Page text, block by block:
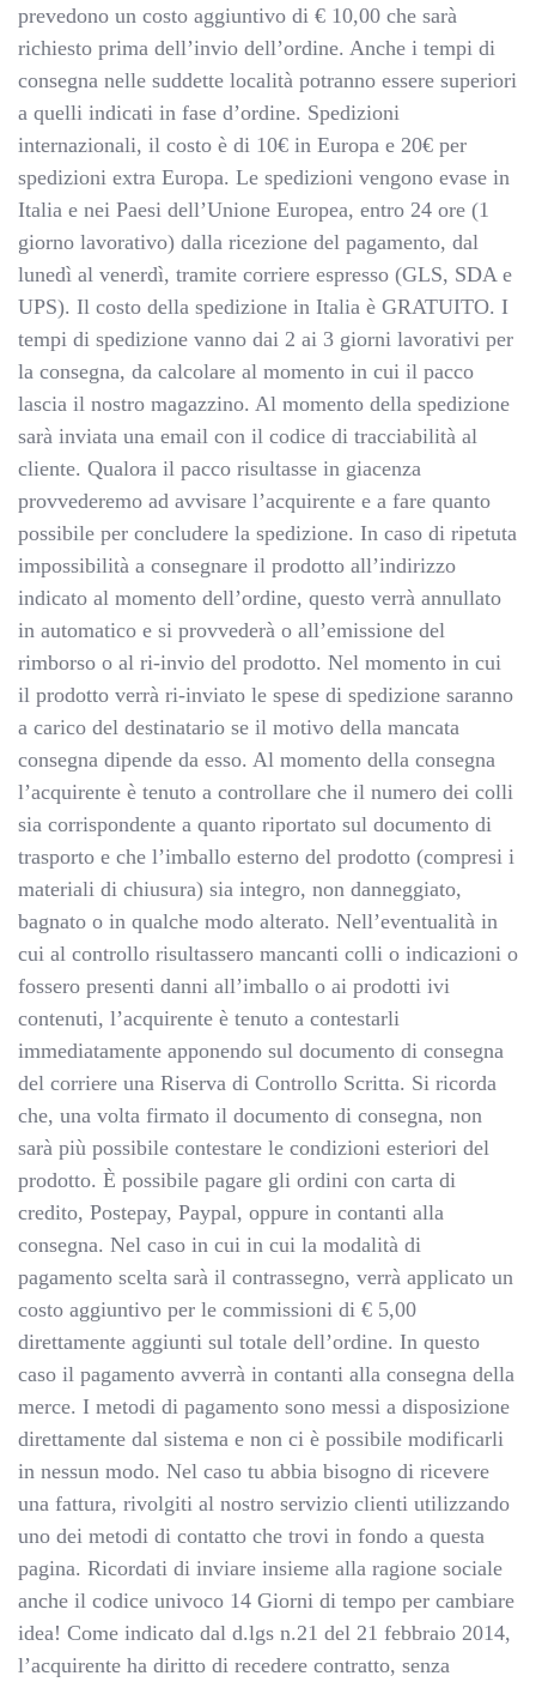
prevedono un costo aggiuntivo di € 10,00 che sarà
richiesto prima dell’invio dell’ordine. Anche i tempi di
consegna nelle suddette località potranno essere superiori
a quelli indicati in fase d’ordine. Spedizioni
internazionali, il costo è di 10€ in Europa e 20€ per
spedizioni extra Europa. Le spedizioni vengono evase in
Italia e nei Paesi dell’Unione Europea, entro 24 ore (1
giorno lavorativo) dalla ricezione del pagamento, dal
lunedì al venerdì, tramite corriere espresso (GLS, SDA e
UPS). Il costo della spedizione in Italia è GRATUITO. I
tempi di spedizione vanno dai 2 ai 3 giorni lavorativi per
la consegna, da calcolare al momento in cui il pacco
lascia il nostro magazzino. Al momento della spedizione
sarà inviata una email con il codice di tracciabilità al
cliente. Qualora il pacco risultasse in giacenza
provvederemo ad avvisare l’acquirente e a fare quanto
possibile per concludere la spedizione. In caso di ripetuta
impossibilità a consegnare il prodotto all’indirizzo
indicato al momento dell’ordine, questo verrà annullato
in automatico e si provvederà o all’emissione del
rimborso o al ri-invio del prodotto. Nel momento in cui
il prodotto verrà ri-inviato le spese di spedizione saranno
a carico del destinatario se il motivo della mancata
consegna dipende da esso. Al momento della consegna
l’acquirente è tenuto a controllare che il numero dei colli
sia corrispondente a quanto riportato sul documento di
trasporto e che l’imballo esterno del prodotto (compresi i
materiali di chiusura) sia integro, non danneggiato,
bagnato o in qualche modo alterato. Nell’eventualità in
cui al controllo risultassero mancanti colli o indicazioni o
fossero presenti danni all’imballo o ai prodotti ivi
contenuti, l’acquirente è tenuto a contestarli
immediatamente apponendo sul documento di consegna
del corriere una Riserva di Controllo Scritta. Si ricorda
che, una volta firmato il documento di consegna, non
sarà più possibile contestare le condizioni esteriori del
prodotto. È possibile pagare gli ordini con carta di
credito, Postepay, Paypal, oppure in contanti alla
consegna. Nel caso in cui in cui la modalità di
pagamento scelta sarà il contrassegno, verrà applicato un
costo aggiuntivo per le commissioni di € 5,00
direttamente aggiunti sul totale dell’ordine. In questo
caso il pagamento avverrà in contanti alla consegna della
merce. I metodi di pagamento sono messi a disposizione
direttamente dal sistema e non ci è possibile modificarli
in nessun modo. Nel caso tu abbia bisogno di ricevere
una fattura, rivolgiti al nostro servizio clienti utilizzando
uno dei metodi di contatto che trovi in fondo a questa
pagina. Ricordati di inviare insieme alla ragione sociale
anche il codice univoco 14 Giorni di tempo per cambiare
idea! Come indicato dal d.lgs n.21 del 21 febbraio 2014,
l’acquirente ha diritto di recedere contratto, senza